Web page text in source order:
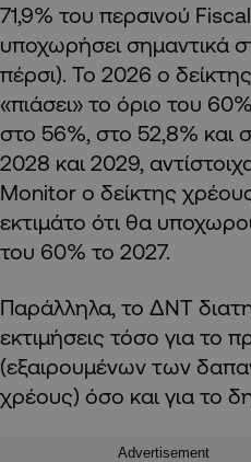
71,9% του περσινού Fiscal
υποχωρήσει σημαντικά
πέρσι). Το 2026 ο
«πιάσει» το όριο του
στο 56%, στο 52,8% και
2028 και 2029,
Monitor ο δείκτης
εκτιμάτο ότι θα
του 60% το 2027.
Παράλληλα, το ΔΝΤ
εκτιμήσεις τόσο για το
(εξαιρουμένων των
χρέους) όσο και για το
Advertisement